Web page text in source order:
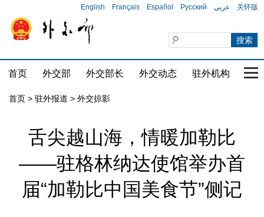
English Français Español Русский عربي 关怀版
首页 外交部 外交部长 外交动态 驻外机构 国
首页 > 驻外报道 > 外交掠影
舌尖越山海，情暖加勒比
——驻格林纳达使馆举办首
届“加勒比中国美食节”侧记